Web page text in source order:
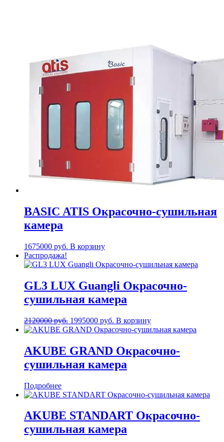
BASIC ATIS Окрасочно-сушильная
камера
1675000 руб. В корзину
Распродажа!
GL3 LUX Guangli Окрасочно-
сушильная камера
2120000руб. Первоначальная
цена
2120000 руб..
1995000 руб. Текущая
цена:
В корзину
AKUBE GRAND Окрасочно-
сушильная камера
Подробнее
AKUBE STANDART Окрасочно-
сушильная камера